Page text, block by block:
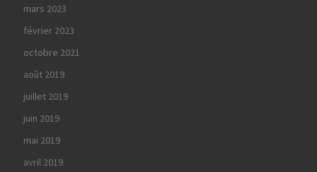
mars 2023
février 2023
octobre 2021
août 2019
juillet 2019
juin 2019
mai 2019
avril 2019